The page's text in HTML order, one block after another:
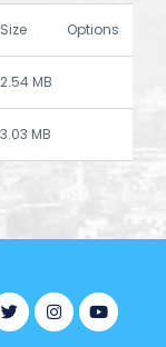
Size Options
2.54 MB
3.03 MB